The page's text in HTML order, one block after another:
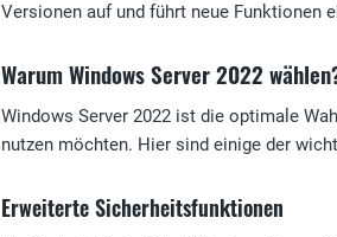
Versionen auf und führt neue Funktionen
Warum Windows Server 2022
Windows Server 2022 ist die optimale
nutzen möchten. Hier sind einige der
Erweiterte Sicherheitsfunktionen